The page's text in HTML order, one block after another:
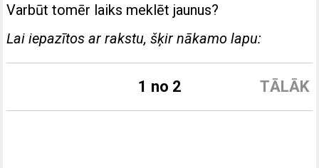
Varbūt tomēr laiks meklēt jaunus?
Lai iepazītos ar rakstu, šķir nākamo lapu:
TĀLĀK
1 no 2